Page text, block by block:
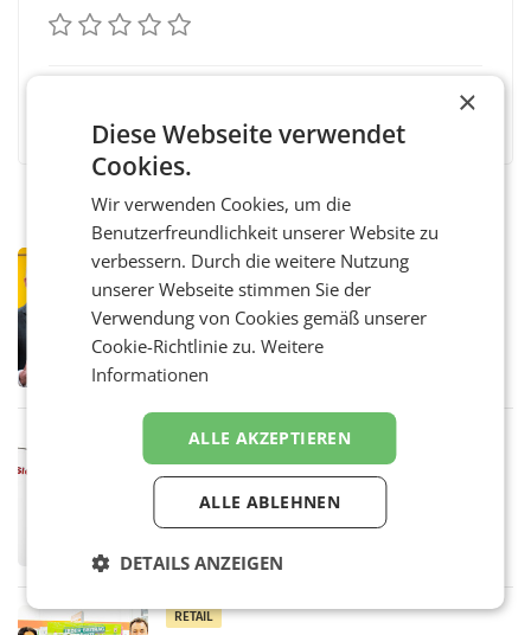
PRIMENEWS
Österreichische Post: Umsatzplus im
ersten Halbjahr trotz schwachem
Briefgeschäft
WIEN Die Österreichische Post AG hat im
von 1.544,0 Mio. EUR erwirtschaftet, was
MARKETING & MEDIA
ProSiebenSat.1 spart und macht
überraschend viel Gewinn
UNTERFÖHRING/MAILAND/AMSTERDAM. Der
Fernsehkonzern ProSiebenSat.1 hat im
Frühjahr dank Kostensenkungen operativ
wieder Gewinn gemacht und die
RETAIL
×
Diese Webseite verwendet
Cookies.
Wir verwenden Cookies, um die
Benutzerfreundlichkeit unserer Website zu
verbessern. Durch die weitere Nutzung
unserer Webseite stimmen Sie der
Verwendung von Cookies gemäß unserer
Cookie-Richtlinie zu.Weitere
Informationen
ALLE AKZEPTIEREN
ALLE ABLEHNEN
DETAILS ANZEIGEN